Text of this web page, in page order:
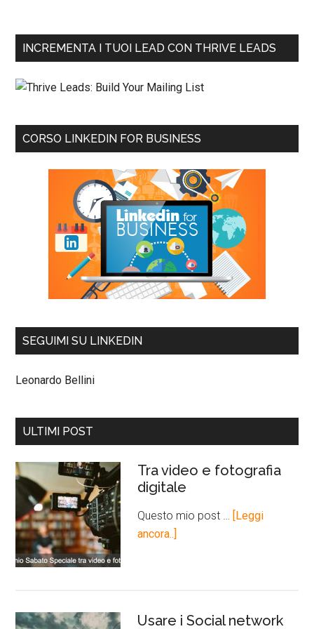
INCREMENTA I TUOI LEAD CON THRIVE LEADS
CORSO LINKEDIN FOR BUSINESS
SEGUIMI SU LINKEDIN
Leonardo Bellini
ULTIMI POST
Tra video e fotografia
digitale
Questo mio post …
[Leggi
ancora..]
Usare i Social network